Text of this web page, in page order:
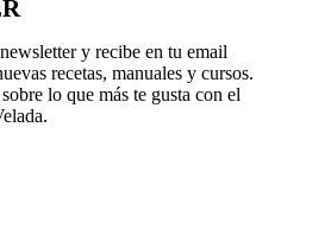
y recibe en tu email
recetas, manuales y cursos.
lo que más te gusta con el